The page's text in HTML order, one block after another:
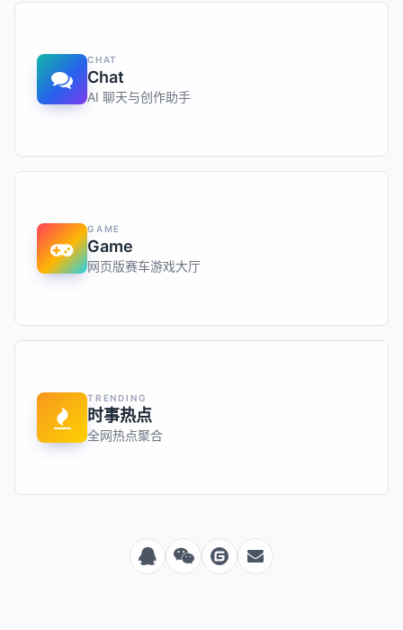
CHAT
Chat
AI 聊天与创作助手
GAME
Game
网页版赛车游戏大厅
TRENDING
时事热点
全网热点聚合